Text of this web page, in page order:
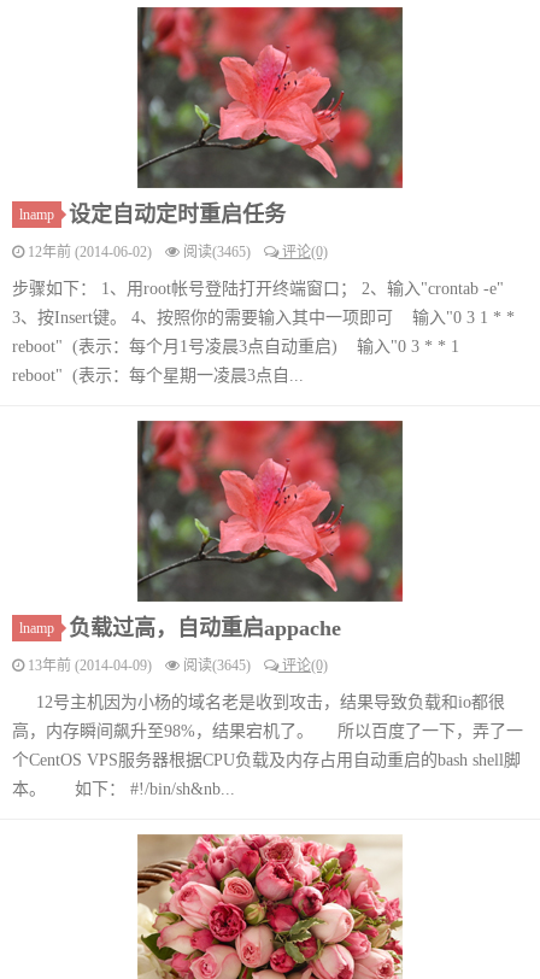
lnamp 设定自动定时重启任务
12年前 (2014-06-02) 阅读(3465) 评论(0)
步骤如下： 1、用root帐号登陆打开终端窗口； 2、输入"crontab -e"
3、按Insert键。 4、按照你的需要输入其中一项即可 输入"0 3 1 * *
reboot" (表示：每个月1号凌晨3点自动重启) 输入"0 3 * * 1
reboot" (表示：每个星期一凌晨3点自...
lnamp 负载过高，自动重启appache
13年前 (2014-04-09) 阅读(3645) 评论(0)
12号主机因为小杨的域名老是收到攻击，结果导致负载和io都很
高，内存瞬间飙升至98%，结果宕机了。 所以百度了一下，弄了一
个CentOS VPS服务器根据CPU负载及内存占用自动重启的bash shell脚
本。 如下： #!/bin/sh&nb...